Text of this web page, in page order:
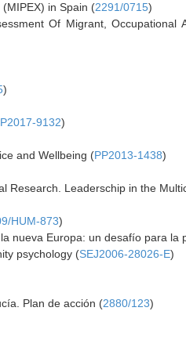
in Spain (2291/0715)
Of Migrant, Occupational
)
9132)
and Wellbeing (PP2013-1438)
Leaderschip in the
HUM-873)
nueva Europa: un desafío para la
psychology (SEJ2006-28026-E)
Plan de acción (2880/123)